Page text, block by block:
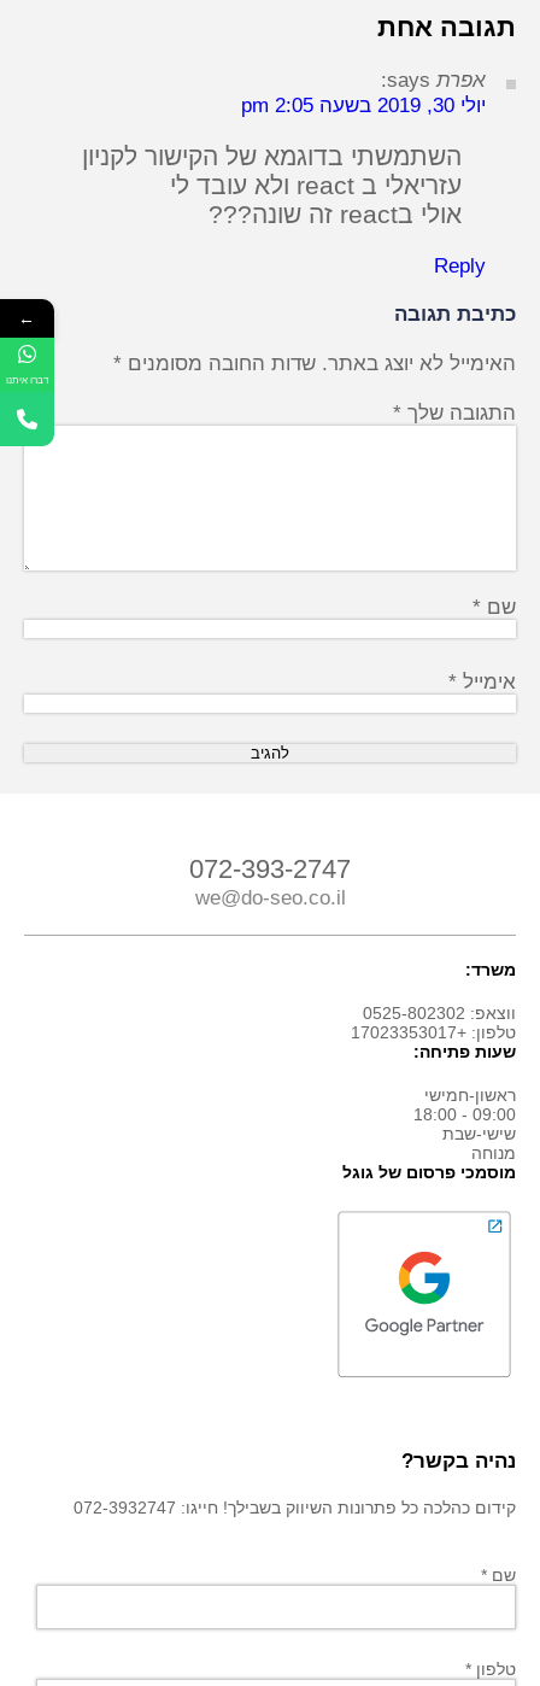
תגובה אחת
אפרת says:
יולי 30, 2019 בשעה 2:05 pm
השתמשתי בדוגמא של הקישור לקניון
עזריאלי ב react ולא עובד לי
אולי בreact זה שונה???
Reply
כתיבת תגובה
האימייל לא יוצג באתר. שדות החובה מסומנים *
התגובה שלך *
שם *
אימייל *
072-393-2747
we@do-seo.co.il
משרד:
ווצאפ: 0525-802302
טלפון: +17023353017
שעות פתיחה:
ראשון-חמישי
09:00 - 18:00
שישי-שבת
מנוחה
מוסמכי פרסום של גוגל
נהיה בקשר?
קידום כהלכה כל פתרונות השיווק בשבילך! חייגו: 072-3932747
שם *
טלפון *
←
דברו איתנו